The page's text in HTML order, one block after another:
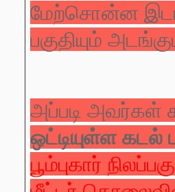
மேற்சொன்ன
பகுதியும்
அப்படி அவர்கள்
ஒட்டியுள்ள கடல்
பூம்புகார்